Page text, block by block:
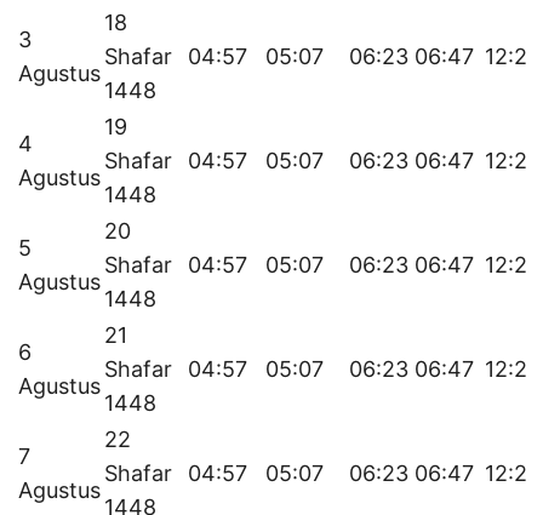
3
Agustus
18
Shafar
1448
04:57 05:07 06:23 06:47 12:27
4
Agustus
19
Shafar
1448
04:57 05:07 06:23 06:47 12:27
5
Agustus
20
Shafar
1448
04:57 05:07 06:23 06:47 12:27
6
Agustus
21
Shafar
1448
04:57 05:07 06:23 06:47 12:27
7
Agustus
22
Shafar
1448
04:57 05:07 06:23 06:47 12:27